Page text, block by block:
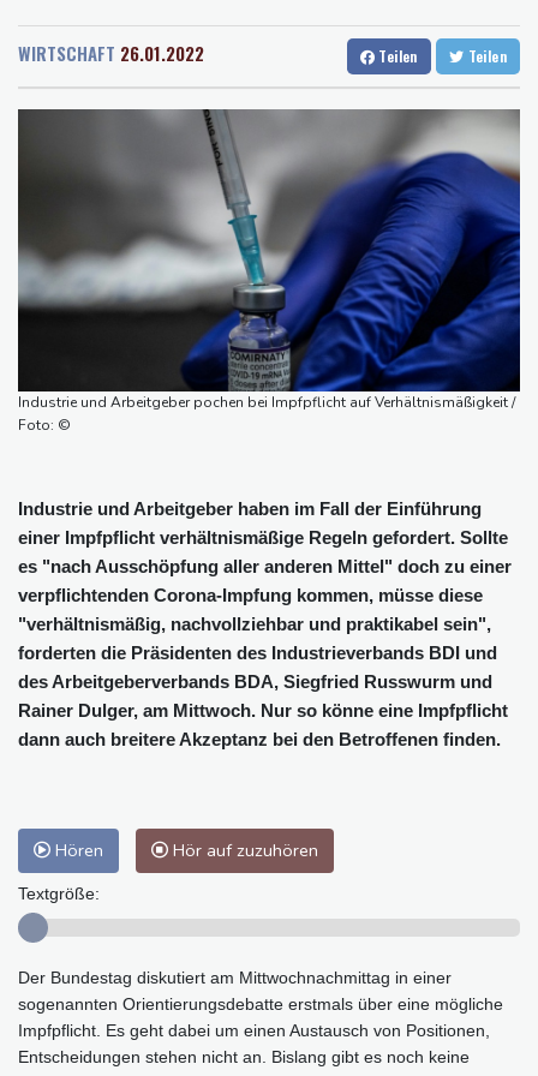
Dresden
18 °C Wien
22 °C
Baden-Baden
14 °C
Regierung und Opposition in Venezuela beginnen offiziellen
USA wollen bei Visa-Anträgen offenbar Online-Aktivitäten noch
Röwekamp: Innenministerium muss zentral für Drohnenabwehr
Trump unternimmt neuen Vorstoß im Streit um US-
Staatsbürgerschaft
Erdogan reist zu Dreier-Gipfel mit Pakistan nach Saudi-Arabien
58 Soldaten im Jemen bei Huthi-Angriffen getötet - Regierung
kündigt Vergeltung an
UEFA hält an FIFA-Boykott fest - CAF hält zu Infantino
WIRTSCHAFT 26.01.2022 Teilen Teilen
Industrie und Arbeitgeber pochen bei Impfpflicht auf Verhältnismäßigkeit /
Foto: ©
Industrie und Arbeitgeber haben im Fall der Einführung
einer Impfpflicht verhältnismäßige Regeln gefordert. Sollte
es "nach Ausschöpfung aller anderen Mittel" doch zu einer
verpflichtenden Corona-Impfung kommen, müsse diese
"verhältnismäßig, nachvollziehbar und praktikabel sein",
forderten die Präsidenten des Industrieverbands BDI und
des Arbeitgeberverbands BDA, Siegfried Russwurm und
Rainer Dulger, am Mittwoch. Nur so könne eine Impfpflicht
dann auch breitere Akzeptanz bei den Betroffenen finden.
Hören Hör auf zuzuhören
Textgröße:
Der Bundestag diskutiert am Mittwochnachmittag in einer
sogenannten Orientierungsdebatte erstmals über eine mögliche
Impfpflicht. Es geht dabei um einen Austausch von Positionen,
Entscheidungen stehen nicht an. Bislang gibt es noch keine